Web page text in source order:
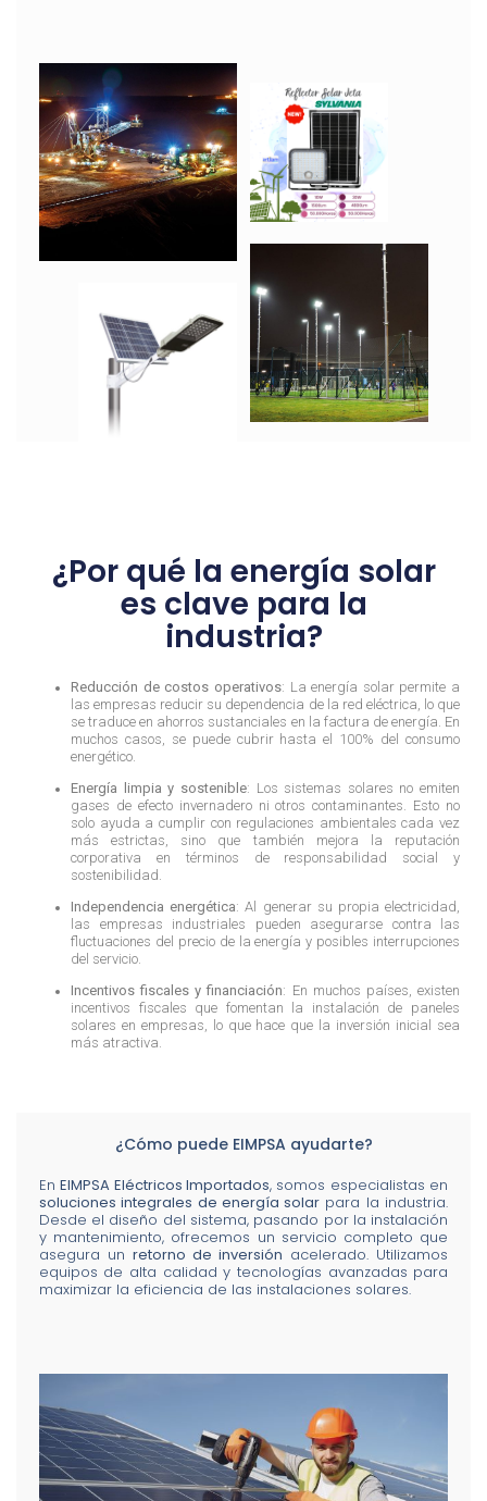
¿Por qué la energía solar
es clave para la
industria?
Reducción de costos operativos: La energía solar permite a
las empresas reducir su dependencia de la red eléctrica, lo que
se traduce en ahorros sustanciales en la factura de energía. En
muchos casos, se puede cubrir hasta el 100% del consumo
energético.
Energía limpia y sostenible: Los sistemas solares no emiten
gases de efecto invernadero ni otros contaminantes. Esto no
solo ayuda a cumplir con regulaciones ambientales cada vez
más estrictas, sino que también mejora la reputación
corporativa en términos de responsabilidad social y
sostenibilidad.
Independencia energética: Al generar su propia electricidad,
las empresas industriales pueden asegurarse contra las
fluctuaciones del precio de la energía y posibles interrupciones
del servicio.
Incentivos fiscales y financiación: En muchos países, existen
incentivos fiscales que fomentan la instalación de paneles
solares en empresas, lo que hace que la inversión inicial sea
más atractiva.
¿Cómo puede EIMPSA ayudarte?
EnEIMPSA Eléctricos Importados, somos especialistas en
soluciones integrales de energía solar para la industria.
Desde el diseño del sistema, pasando por la instalación
y mantenimiento, ofrecemos un servicio completo que
asegura un retorno de inversión acelerado. Utilizamos
equipos de alta calidad y tecnologías avanzadas para
maximizar la eficiencia de las instalaciones solares.